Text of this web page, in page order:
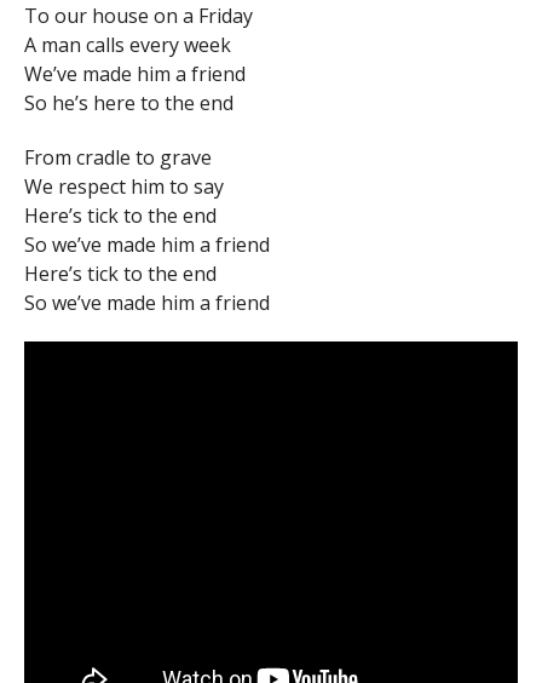
To our house on a Friday
A man calls every week
We’ve made him a friend
So he’s here to the end
From cradle to grave
We respect him to say
Here’s tick to the end
So we’ve made him a friend
Here’s tick to the end
So we’ve made him a friend